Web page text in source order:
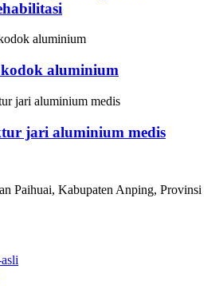
aluminium
jari aluminium medis
Paihuai, Kabupaten Anping, Provinsi